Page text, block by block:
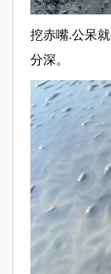
挖赤嘴.公呆
分深。